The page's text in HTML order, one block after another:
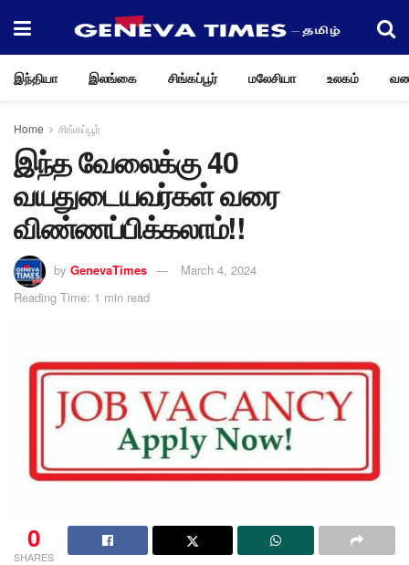
இந்தியா இலங்கை சிங்கப்பூர் மலேசியா உலகம்
Home சிங்கப்பூர்
இந்த வேலைக்கு 40
வயதுடையவர்கள் வரை
விண்ணப்பிக்கலாம்!!
by GenevaTimes
March 4, 2024
Reading Time: 1 min read
0
SHARES